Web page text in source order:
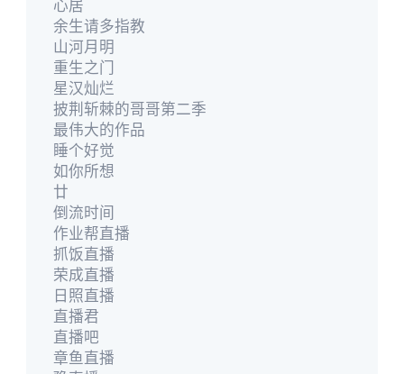
心居
余生请多指教
山河月明
重生之门
星汉灿烂
披荆斩棘的哥哥第二季
最伟大的作品
睡个好觉
如你所想
廿
倒流时间
作业帮直播
抓饭直播
荣成直播
日照直播
直播君
直播吧
章鱼直播